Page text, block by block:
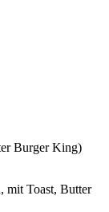
Burger King)
mit Toast, Butter